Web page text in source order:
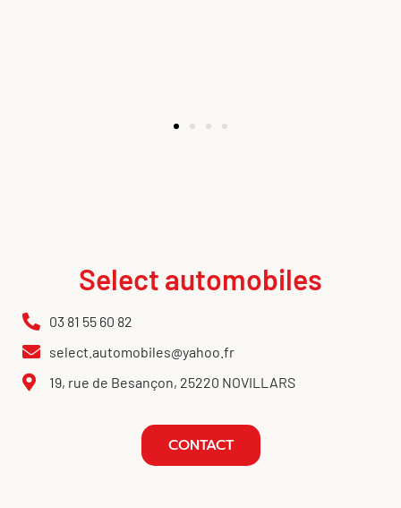
Select automobiles
03 81 55 60 82
select.automobiles@yahoo.fr
19, rue de Besançon, 25220 NOVILLARS
CONTACT